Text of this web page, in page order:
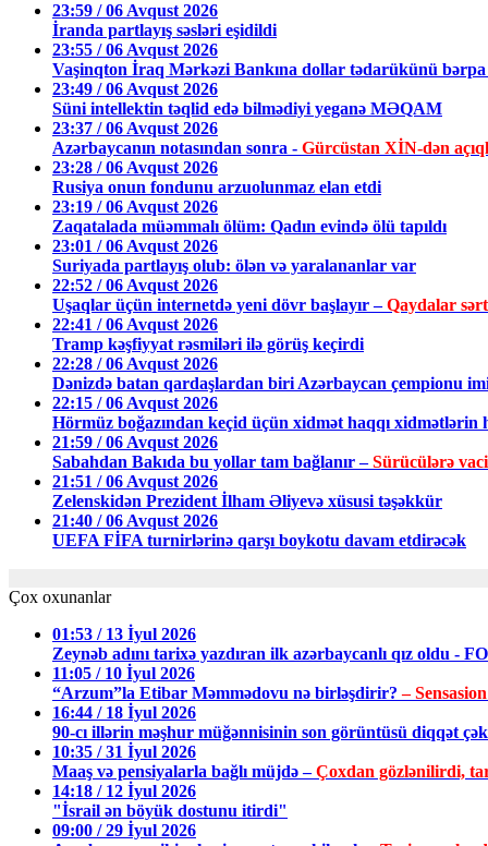
23:59 / 06 Avqust 2026
İranda partlayış səsləri eşidildi
23:55 / 06 Avqust 2026
Vaşinqton İraq Mərkəzi Bankına dollar tədarükünü
23:49 / 06 Avqust 2026
Süni intellektin təqlid edə bilmədiyi yeganə MƏQAM
23:37 / 06 Avqust 2026
Azərbaycanın notasından sonra - Gürcüstan XİN-dən
23:28 / 06 Avqust 2026
Rusiya onun fondunu arzuolunmaz elan etdi
23:19 / 06 Avqust 2026
Zaqatalada müəmmalı ölüm: Qadın evində ölü tapıldı
23:01 / 06 Avqust 2026
Suriyada partlayış olub: ölən və yaralananlar var
22:52 / 06 Avqust 2026
Uşaqlar üçün internetdə yeni dövr başlayır –Qaydalar
22:41 / 06 Avqust 2026
Tramp kəşfiyyat rəsmiləri ilə görüş keçirdi
22:28 / 06 Avqust 2026
Dənizdə batan qardaşlardan biri Azərbaycan çempionu
22:15 / 06 Avqust 2026
Hörmüz boğazından keçid üçün xidmət haqqı xidmətlərin
21:59 / 06 Avqust 2026
Sabahdan Bakıda bu yollar tam bağlanır –Sürücülərə
21:51 / 06 Avqust 2026
Zelenskidən Prezident İlham Əliyevə xüsusi təşəkkür
21:40 / 06 Avqust 2026
UEFA FİFA turnirlərinə qarşı boykotu davam etdirəcək
Çox oxunanlar
01:53 / 13 İyul 2026
Zeynəb adını tarixə yazdıran ilk azərbaycanlı qız oldu -
11:05 / 10 İyul 2026
“Arzum”la Etibar Məmmədovu nə birləşdirir?–
16:44 / 18 İyul 2026
90-cı illərin məşhur müğənnisinin son görüntüsü diqqət
10:35 / 31 İyul 2026
Maaş və pensiyalarla bağlı müjdə –Çoxdan gözlənilirdi,
14:18 / 12 İyul 2026
"İsrail ən böyük dostunu itirdi"
09:00 / 29 İyul 2026